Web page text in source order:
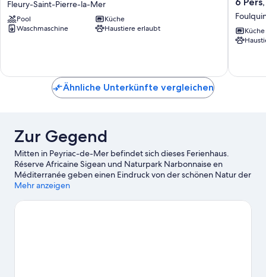
erlaubt
-
6
Pierre-
Fleury-Saint-Pierre-la-Mer
Pool
Küche
Waschmaschine
Haustiere erlaubt
Plage
für
Küche
Ähnliche Unterkünfte vergleichen
Zur Gegend
Mitten in Peyriac-de-Mer befindet sich dieses Ferienhaus.
Réserve Africaine Sigean und Naturpark Narbonnaise en
Méditerranée geben einen Eindruck von der schönen Natur der
Region. Zu den Attraktionen vor Ort zählt außerdem Folgendes:
Besuch wert sind diese beiden Highlights: Pirat'Parc und
Mehr anzeigen